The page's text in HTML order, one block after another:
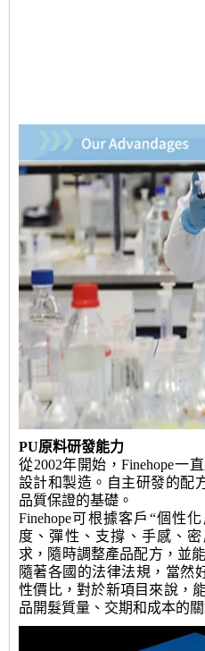
PU原料研發能力
從2002年開始，Finehope一
設計和製造。自主研發的配
品質保證的基礎。
Finehope可根據客戶“個性
度、彈性、支撐、手感、
求，隨時調整產品配方，並
隨著各國的法律法規，當然
性價比，對於新項目來說，
品開髮質量、交期和成本的關